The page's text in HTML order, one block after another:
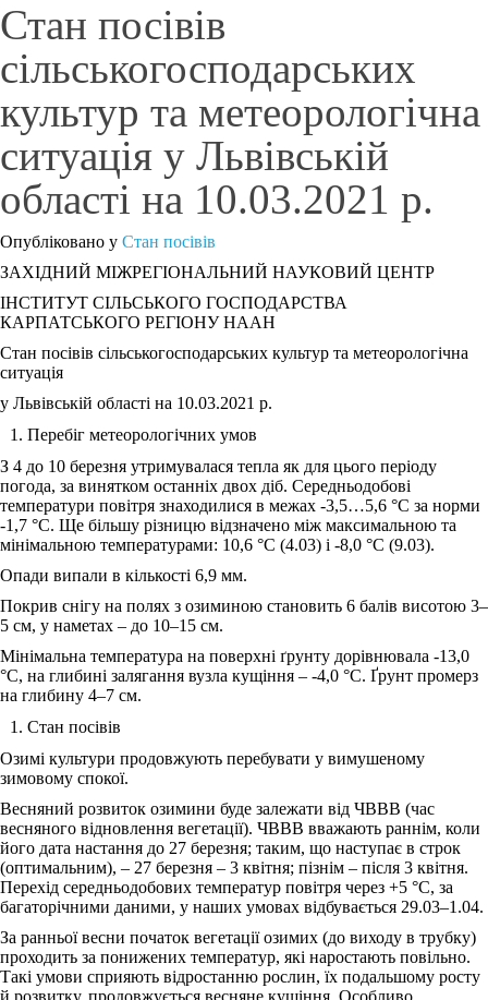
Стан посівів
сільськогосподарських
культур та метеорологічна
ситуація у Львівській
області на 10.03.2021 р.
Опубліковано у Стан посівів
ЗАХІДНИЙ МІЖРЕГІОНАЛЬНИЙ НАУКОВИЙ ЦЕНТР
ІНСТИТУТ СІЛЬСЬКОГО ГОСПОДАРСТВА
КАРПАТСЬКОГО РЕГІОНУ НААН
Стан посівів сільськогосподарських культур та метеорологічна
ситуація
у Львівській області на 10.03.2021 р.
Перебіг метеорологічних умов
З 4 до 10 березня утримувалася тепла як для цього періоду
погода, за винятком останніх двох діб. Середньодобові
температури повітря знаходилися в межах -3,5…5,6 °С за норми
-1,7 °С. Ще більшу різницю відзначено між максимальною та
мінімальною температурами: 10,6 °С (4.03) і -8,0 °С (9.03).
Опади випали в кількості 6,9 мм.
Покрив снігу на полях з озиминою становить 6 балів висотою 3‒
5 см, у наметах – до 10‒15 см.
Мінімальна температура на поверхні ґрунту дорівнювала -13,0
°С, на глибині залягання вузла кущіння ‒ -4,0 °С. Ґрунт промерз
на глибину 4‒7 см.
Стан посівів
Озимі культури продовжують перебувати у вимушеному
зимовому спокої.
Весняний розвиток озимини буде залежати від ЧВВВ (час
весняного відновлення вегетації). ЧВВВ вважають раннім, коли
його дата настання до 27 березня; таким, що наступає в строк
(оптимальним), – 27 березня ‒ 3 квітня; пізнім – після 3 квітня.
Перехід середньодобових температур повітря через +5 °С, за
багаторічними даними, у наших умовах відбувається 29.03‒1.04.
За ранньої весни початок вегетації озимих (до виходу в трубку)
проходить за понижених температур, які наростають повільно.
Такі умови сприяють відростанню рослин, їх подальшому росту
й розвитку, продовжується весняне кущіння. Особливо